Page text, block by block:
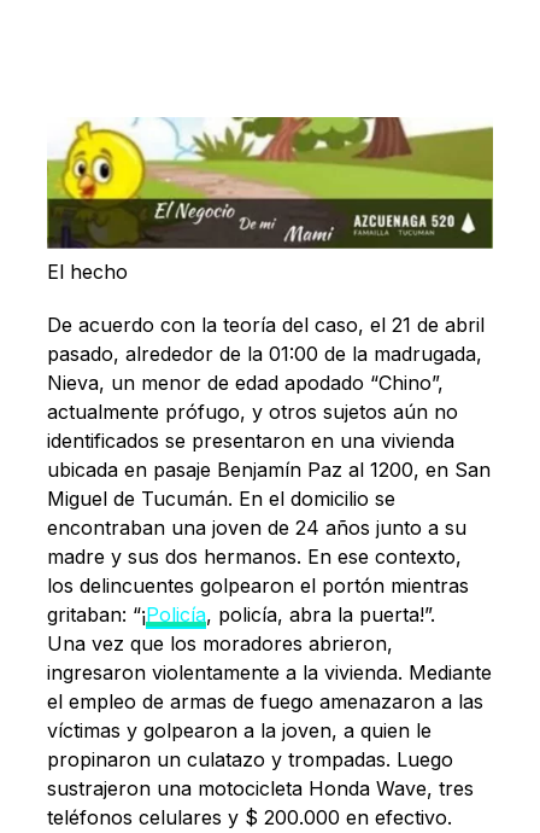
El hecho
De acuerdo con la teoría del caso, el 21 de abril
pasado, alrededor de la 01:00 de la madrugada,
Nieva, un menor de edad apodado “Chino”,
actualmente prófugo, y otros sujetos aún no
identificados se presentaron en una vivienda
ubicada en pasaje Benjamín Paz al 1200, en San
Miguel de Tucumán. En el domicilio se
encontraban una joven de 24 años junto a su
madre y sus dos hermanos. En ese contexto,
los delincuentes golpearon el portón mientras
gritaban: “¡Policía, policía, abra la puerta!”.
Una vez que los moradores abrieron,
ingresaron violentamente a la vivienda. Mediante
el empleo de armas de fuego amenazaron a las
víctimas y golpearon a la joven, a quien le
propinaron un culatazo y trompadas. Luego
sustrajeron una motocicleta Honda Wave, tres
teléfonos celulares y $ 200.000 en efectivo.